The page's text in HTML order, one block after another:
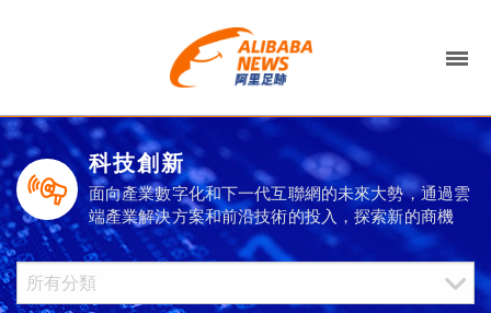
科技創新
面向產業數字化和下一代互聯網的未來大勢，通過雲
端產業解決方案和前沿技術的投入，探索新的商機